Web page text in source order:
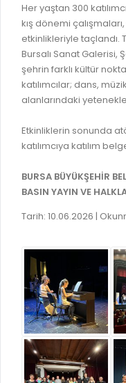
FAALİYET
KESİN HESAPLAR
GELİR TARİFESİ
İMAR PLANI
UKOME
FOTOĞRAF
BURSA GÜNLÜĞÜ
YÖNETİM
VİZYON & MİSYON
POLİTİKALARIMIZ
ENTEGRE YÖNETIM
KALITE
KVKK AYDINLATMA
BADEM KAYIT
İHALE İLANLARI
DOĞRUDAN TEMİN
EVRAK TAKİBİ
GENEL EVRAK KAYIT
WEB - MOBIL
E-DEVLET KAPISI
NÖBETÇİ
HAL FİYATLARI
SANAL TURLAR
KURUMLAR
Her yaştan 300
kış dönemi
etkinlikleriyle taçlandı.
Bursalı Sanat Galerisi,
şehrin farklı kültür
katılımcılar; dans,
alanlarındaki
Etkinliklerin sonunda
katılımcıya katılım
BURSA BÜYÜKŞEHİR
BASIN YAYIN VE
Tarih: 10.06.2026 |